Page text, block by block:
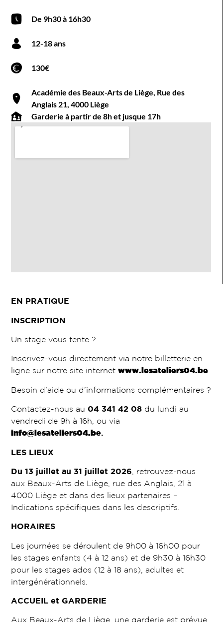
De 9h30 à 16h30
12-18 ans
130€
Académie des Beaux-Arts de Liège, Rue des
Anglais 21, 4000 Liège
Garderie à partir de 8h et jusque 17h
EN PRATIQUE
INSCRIPTION
Un stage vous tente ?
Inscrivez-vous directement via notre billetterie en
ligne sur notre site internetwww.lesateliers04.be
Besoin d’aide ou d’informations complémentaires ?
Contactez-nous au04 341 42 08 du lundi au
vendredi de 9h à 16h, ou via
info@lesateliers04.be.
LES LIEUX
Du 13 juillet au 31 juillet 2026 , retrouvez-nous
aux Beaux-Arts de Liège, rue des Anglais, 21 à
4000 Liège et dans des lieux partenaires –
Indications spécifiques dans les descriptifs.
HORAIRES
Les journées se déroulent de 9h00 à 16h00 pour
les stages enfants (4 à 12 ans) et de 9h30 à 16h30
pour les stages ados (12 à 18 ans), adultes et
intergénérationnels.
ACCUEIL et GARDERIE
Aux Beaux-Arts de Liège, une garderie est prévue